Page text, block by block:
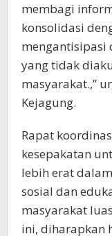
membagi
konsolidasi
mengantisipasi
yang tidak
masyarakat.,”
Kejagung.
Rapat
kesepakatan
lebih erat
sosial dan
masyarakat
ini, diharapkan